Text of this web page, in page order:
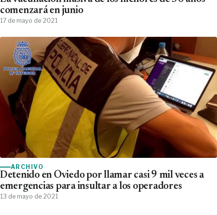
comenzará en junio
17 de mayo de 2021
ARCHIVO
Detenido en Oviedo por llamar casi 9 mil veces a
emergencias para insultar a los operadores
13 de mayo de 2021